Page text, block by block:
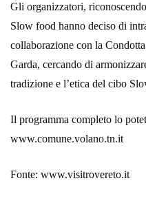
Gli organizzatori,
Slow food hanno deciso di
collaborazione con la
Garda, cercando di
tradizione e l’etica del cibo
Il programma completo lo
www.comune.volano.tn.it
Fonte: www.visitrovereto.it